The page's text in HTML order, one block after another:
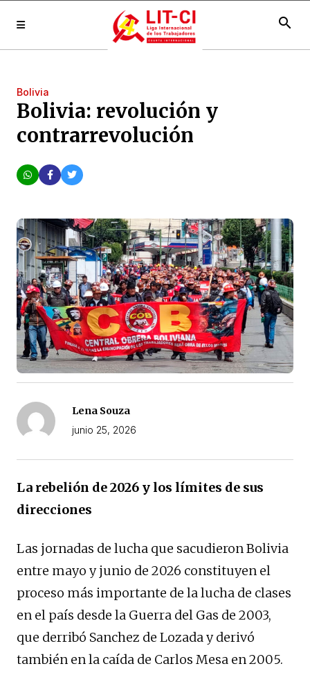
search
Bolivia
Bolivia: revolución y
contrarrevolución
Lena Souza
junio 25, 2026
La rebelión de 2026 y los límites de sus
direcciones
Las jornadas de lucha que sacudieron Bolivia
entre mayo y junio de 2026 constituyen el
proceso más importante de la lucha de clases
en el país desde la Guerra del Gas de 2003,
que derribó Sanchez de Lozada y derivó
también en la caída de Carlos Mesa en 2005.